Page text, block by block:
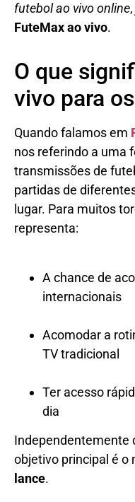
futebol ao vivo online,
FuteMax ao vivo.
O que
vivo para
Quando falamos em
nos referindo a uma
transmissões de
partidas de
lugar. Para muitos
representa:
A chance de
internacionais
Acomodar a
TV tradicional
Ter acesso
dia
Independentemente
objetivo principal é o
lance.